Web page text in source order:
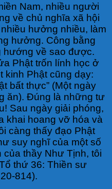
Nam, nhiều người
về chủ nghĩa xã hội
hưởng nhiều, làm
hưởng. Công bằng
hướng về sao được.
Phật trốn lính học ở
kinh Phật cũng dạy:
bất thực” (Một ngày
ăn). Đúng là những tư
Sau ngày giải phóng,
khai hoang vỡ hóa và
càng thấy đạo Phật
suy nghĩ của một số
thầy Như Tịnh, tôi
thứ 36: Thiền sư
814).